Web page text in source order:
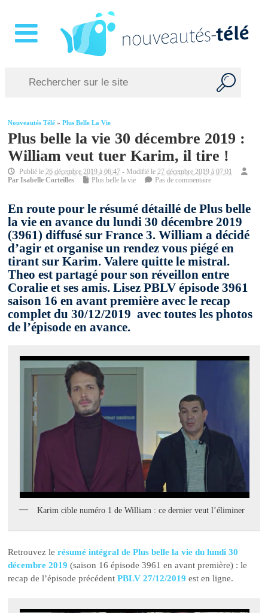
Nouveautés Télé »Plus Belle La Vie
Plus belle la vie 30 décembre 2019 :
William veut tuer Karim, il tire !
Publié le26 décembre 2019 à 06:47 - Modifié le27 décembre 2019 à 07:01
ParIsabelle Corteilles Plus belle la vie Pas de commentaire
En route pour le résumé détaillé de Plus belle
la vie en avance du lundi 30 décembre 2019
(3961) diffusé sur France 3. William a décidé
d’agir et organise un rendez vous piégé en
tirant sur Karim. Valere quitte le mistral.
Theo est partagé pour son réveillon entre
Coralie et ses amis. Lisez PBLV épisode 3961
saison 16 en avant première avec le recap
complet du 30/12/2019 avec toutes les photos
de l’épisode en avance.
Karim cible numéro 1 de William : ce dernier veut l’éliminer
Retrouvez lerésumé intégral de Plus belle la vie du lundi 30
décembre 2019 (saison 16 épisode 3961 en avant première) : le
recap de l’épisode précédentPBLV 27/12/2019 est en ligne.